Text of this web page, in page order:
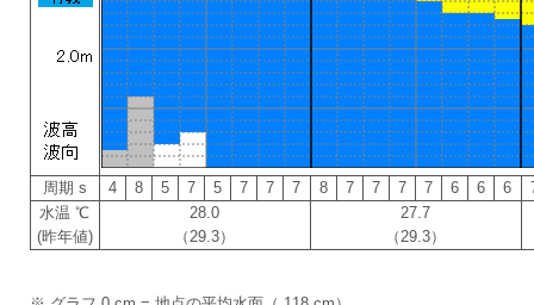
周期 s 4 8 5 7 5 7 7 7 8 7 7 7 7 6 6 6
水温 ℃
(昨年値)
28.0
（29.3）
27.7
（29.3）